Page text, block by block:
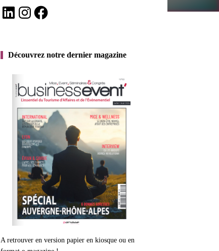
LinkedInInstagramFacebook
Découvrez notre dernier magazine
A retrouver en version papier en kiosque ou en